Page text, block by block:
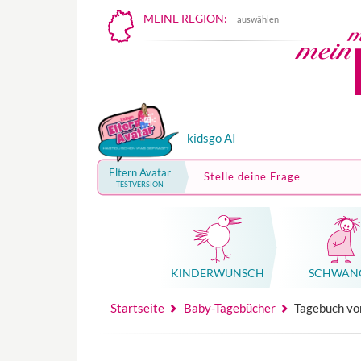
MEINE REGION: auswählen
kidsgo AI
Eltern Avatar
TESTVERSION
Stelle deine Frage
KINDER­WUNSCH
Startseite Baby-Tagebücher Tagebuch